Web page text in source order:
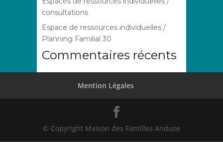
consultations
Espace de ressources individuelles /
Planning Familial 30
Commentaires récents
Mention Légales
© Copyright Maison des Familles Anduze